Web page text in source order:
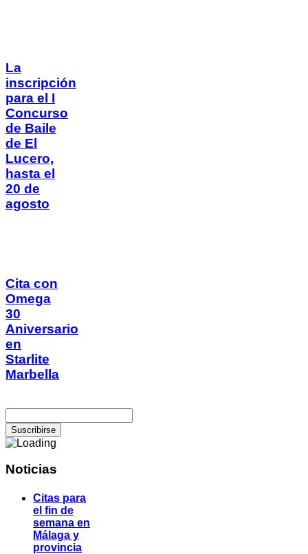
La
inscripción
para el I
Concurso
de Baile
de El
Lucero,
hasta el
20 de
agosto
Cita con
Omega
30
Aniversario
en
Starlite
Marbella
Noticias
Citas para
el fin de
semana en
Málaga y
provincia